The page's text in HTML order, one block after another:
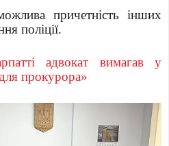
причетність інших
поліції.
адвокат вимагав у
прокурора»